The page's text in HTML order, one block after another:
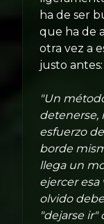
ha de ser
que ha de
otra vez a
justo antes:
"Un
detenerse,
esfuerzo
borde
llega un
ejercer
olvido
"dejarse ir"